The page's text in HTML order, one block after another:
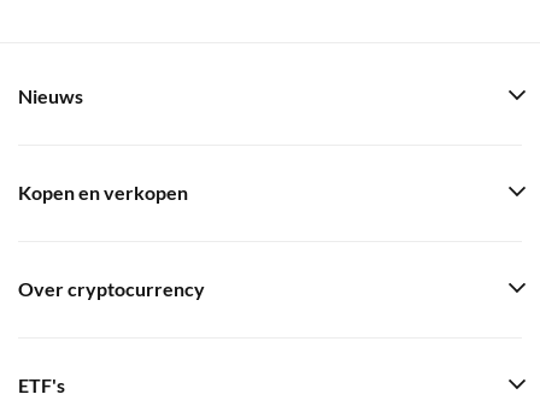
Nieuws
Kopen en verkopen
Over cryptocurrency
ETF's